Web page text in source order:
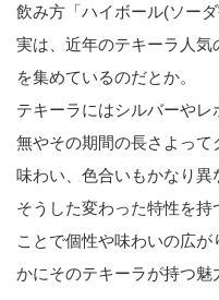
飲み方「ハイボール(ソーダ
実は、近年のテキーラ人
を集めているのだとか。
テキーラにはシルバーや
無やその期間の長さよっ
味わい、色合いもかなり異
そうした変わった特性を
ことで個性や味わいの広
かにそのテキーラが持つ魅